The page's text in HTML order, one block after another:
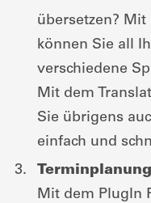
übersetzen?
können Sie all
verschiedene
Mit dem
Sie übrigens
einfach und
Mit dem PlugIn